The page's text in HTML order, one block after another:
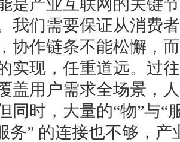
是产业互联网的关键
我们需要保证从消费
协作链条不能松懈，
实现，任重道远。过
盖用户需求全场景，
同时，大量的“物”与“
务” 的连接也不够，